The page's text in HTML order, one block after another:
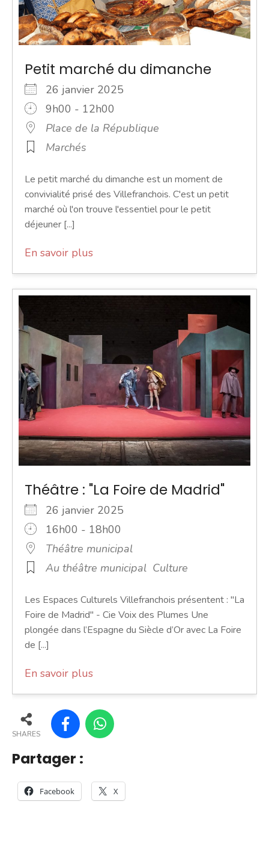
Petit marché du dimanche
26 janvier 2025
9h00 - 12h00
Place de la République
Marchés
Le petit marché du dimanche est un moment de
convivialité prisé des Villefranchois. C'est un petit
marché où l'on trouve l'essentiel pour le petit
déjeuner [...]
En savoir plus
Théâtre : "La Foire de Madrid"
26 janvier 2025
16h00 - 18h00
Théâtre municipal
Au théâtre municipal Culture
Les Espaces Culturels Villefranchois présentent : "La
Foire de Madrid" - Cie Voix des Plumes Une
plongée dans l’Espagne du Siècle d’Or avec La Foire
de [...]
En savoir plus
SHARES
Partager :
Facebook X